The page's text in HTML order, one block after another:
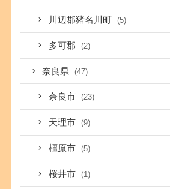
川辺郡猪名川町 (5)
多可郡 (2)
奈良県 (47)
奈良市 (23)
天理市 (9)
橿原市 (5)
桜井市 (1)